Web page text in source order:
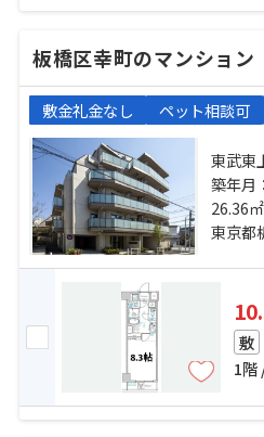
板橋区幸町のマンション
敷金礼金なし ペット相談可
東武東
三田線
分 有
築年月
26.36
東京都
敷
1階